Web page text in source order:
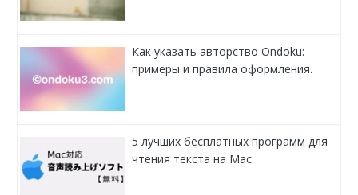
Как указать авторство Ondoku:
примеры и правила оформления.
5 лучших бесплатных программ для
чтения текста на Mac